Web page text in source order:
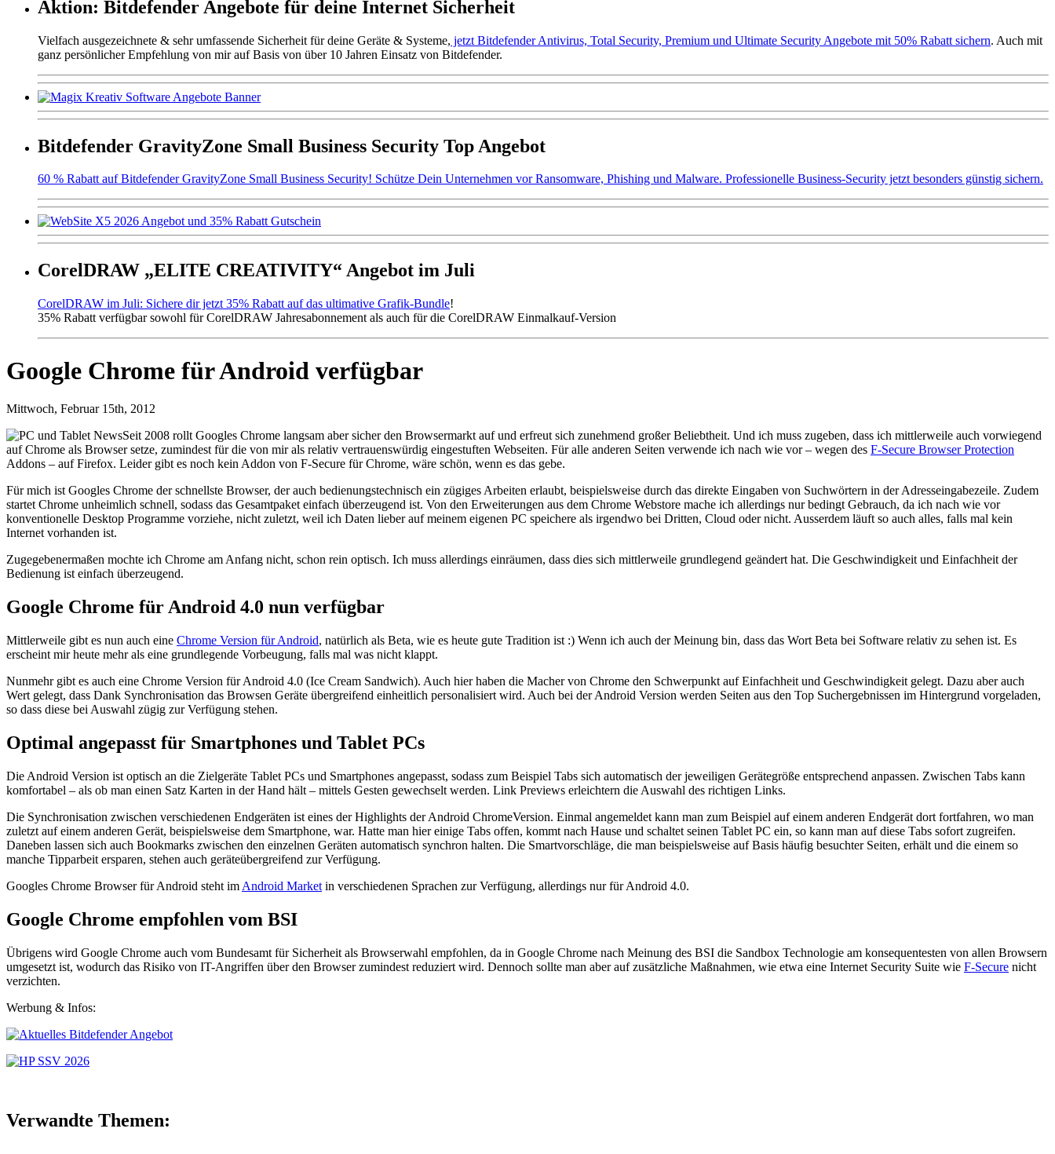
Aktion: Bitdefender Angebote für deine Internet Sicherheit
Vielfach ausgezeichnete & sehr umfassende Sicherheit für deine Geräte & Systeme, jetzt Bitdefender Antivirus, Total Security, Premium und Ultimate Security Angebote mit 50% Rabatt sichern. Auch mit
ganz persönlicher Empfehlung von mir auf Basis von über 10 Jahren Einsatz von Bitdefender.
Bitdefender GravityZone Small Business Security Top Angebot
60 % Rabatt auf Bitdefender GravityZone Small Business Security! Schütze Dein Unternehmen vor Ransomware, Phishing und Malware. Professionelle Business-Security jetzt besonders günstig sichern.
CorelDRAW „ELITE CREATIVITY“ Angebot im Juli
CorelDRAW im Juli: Sichere dir jetzt 35% Rabatt auf das ultimative Grafik-Bundle!
35% Rabatt verfügbar sowohl für CorelDRAW Jahresabonnement als auch für die CorelDRAW Einmalkauf-Version
Google Chrome für Android verfügbar
Mittwoch, Februar 15th, 2012
Seit 2008 rollt Googles Chrome langsam aber sicher den Browsermarkt auf und erfreut sich zunehmend großer Beliebtheit. Und ich muss zugeben, dass ich mittlerweile auch vorwiegend
auf Chrome als Browser setze, zumindest für die von mir als relativ vertrauenswürdig eingestuften Webseiten. Für alle anderen Seiten verwende ich nach wie vor – wegen des F-Secure Browser Protection
Addons – auf Firefox. Leider gibt es noch kein Addon von F-Secure für Chrome, wäre schön, wenn es das gebe.
Für mich ist Googles Chrome der schnellste Browser, der auch bedienungstechnisch ein zügiges Arbeiten erlaubt, beispielsweise durch das direkte Eingaben von Suchwörtern in der Adresseingabezeile. Zudem
startet Chrome unheimlich schnell, sodass das Gesamtpaket einfach überzeugend ist. Von den Erweiterungen aus dem Chrome Webstore mache ich allerdings nur bedingt Gebrauch, da ich nach wie vor
konventionelle Desktop Programme vorziehe, nicht zuletzt, weil ich Daten lieber auf meinem eigenen PC speichere als irgendwo bei Dritten, Cloud oder nicht. Ausserdem läuft so auch alles, falls mal kein
Internet vorhanden ist.
Zugegebenermaßen mochte ich Chrome am Anfang nicht, schon rein optisch. Ich muss allerdings einräumen, dass dies sich mittlerweile grundlegend geändert hat. Die Geschwindigkeit und Einfachheit der
Bedienung ist einfach überzeugend.
Google Chrome für Android 4.0 nun verfügbar
Mittlerweile gibt es nun auch eine Chrome Version für Android, natürlich als Beta, wie es heute gute Tradition ist :) Wenn ich auch der Meinung bin, dass das Wort Beta bei Software relativ zu sehen ist. Es
erscheint mir heute mehr als eine grundlegende Vorbeugung, falls mal was nicht klappt.
Nunmehr gibt es auch eine Chrome Version für Android 4.0 (Ice Cream Sandwich). Auch hier haben die Macher von Chrome den Schwerpunkt auf Einfachheit und Geschwindigkeit gelegt. Dazu aber auch
Wert gelegt, dass Dank Synchronisation das Browsen Geräte übergreifend einheitlich personalisiert wird. Auch bei der Android Version werden Seiten aus den Top Suchergebnissen im Hintergrund vorgeladen,
so dass diese bei Auswahl zügig zur Verfügung stehen.
Optimal angepasst für Smartphones und Tablet PCs
Die Android Version ist optisch an die Zielgeräte Tablet PCs und Smartphones angepasst, sodass zum Beispiel Tabs sich automatisch der jeweiligen Gerätegröße entsprechend anpassen. Zwischen Tabs kann
komfortabel – als ob man einen Satz Karten in der Hand hält – mittels Gesten gewechselt werden. Link Previews erleichtern die Auswahl des richtigen Links.
Die Synchronisation zwischen verschiedenen Endgeräten ist eines der Highlights der Android ChromeVersion. Einmal angemeldet kann man zum Beispiel auf einem anderen Endgerät dort fortfahren, wo man
zuletzt auf einem anderen Gerät, beispielsweise dem Smartphone, war. Hatte man hier einige Tabs offen, kommt nach Hause und schaltet seinen Tablet PC ein, so kann man auf diese Tabs sofort zugreifen.
Daneben lassen sich auch Bookmarks zwischen den einzelnen Geräten automatisch synchron halten. Die Smartvorschläge, die man beispielsweise auf Basis häufig besuchter Seiten, erhält und die einem so
manche Tipparbeit ersparen, stehen auch geräteübergreifend zur Verfügung.
Googles Chrome Browser für Android steht im Android Market in verschiedenen Sprachen zur Verfügung, allerdings nur für Android 4.0.
Google Chrome empfohlen vom BSI
Übrigens wird Google Chrome auch vom Bundesamt für Sicherheit als Browserwahl empfohlen, da in Google Chrome nach Meinung des BSI die Sandbox Technologie am konsequentesten von allen Browsern
umgesetzt ist, wodurch das Risiko von IT-Angriffen über den Browser zumindest reduziert wird. Dennoch sollte man aber auf zusätzliche Maßnahmen, wie etwa eine Internet Security Suite wie F-Secure nicht
verzichten.
Werbung & Infos:
Verwandte Themen: